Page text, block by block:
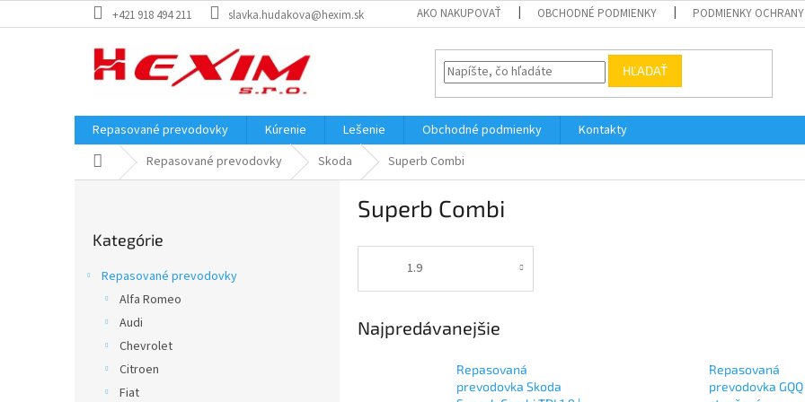
na
+421 918 494 211 slavka.hudakova@hexim.sk AKO NAKUPOVAŤ OBCHODNÉ PODMIENKY PODMIENKY OCHRANY
HĽADAŤ
Repasované prevodovky Kúrenie Lešenie Obchodné podmienky
Kontakty
DomovRepasované prevodovky Skoda Superb Combi
kategórie
Kategórie
Repasované prevodovky
Alfa Romeo
Audi
Chevrolet
Citroen
Fiat
Superb Combi
1.9
Najpredávanejšie
Repasovaná
prevodovka Skoda
Repasovaná
prevodovka GQQ